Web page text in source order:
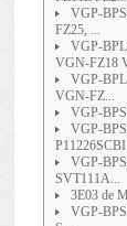
VGP-
FZ25, ...
VGP-
VGN-FZ18
VGP-
VGN-FZ...
VGP-
VGP-
P11226SCBI
VGP-
SVT111A...
3E03 de
VGP-